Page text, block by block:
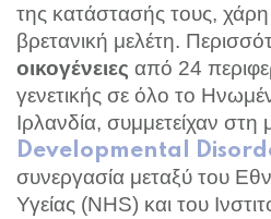
της κατάστασής τους,
βρετανική μελέτη.
οικογένειες από 24
γενετικής σε όλο το
Ιρλανδία, συμμετείχαν στη
Developmental
συνεργασία μεταξύ του
Υγείας (NHS) και του